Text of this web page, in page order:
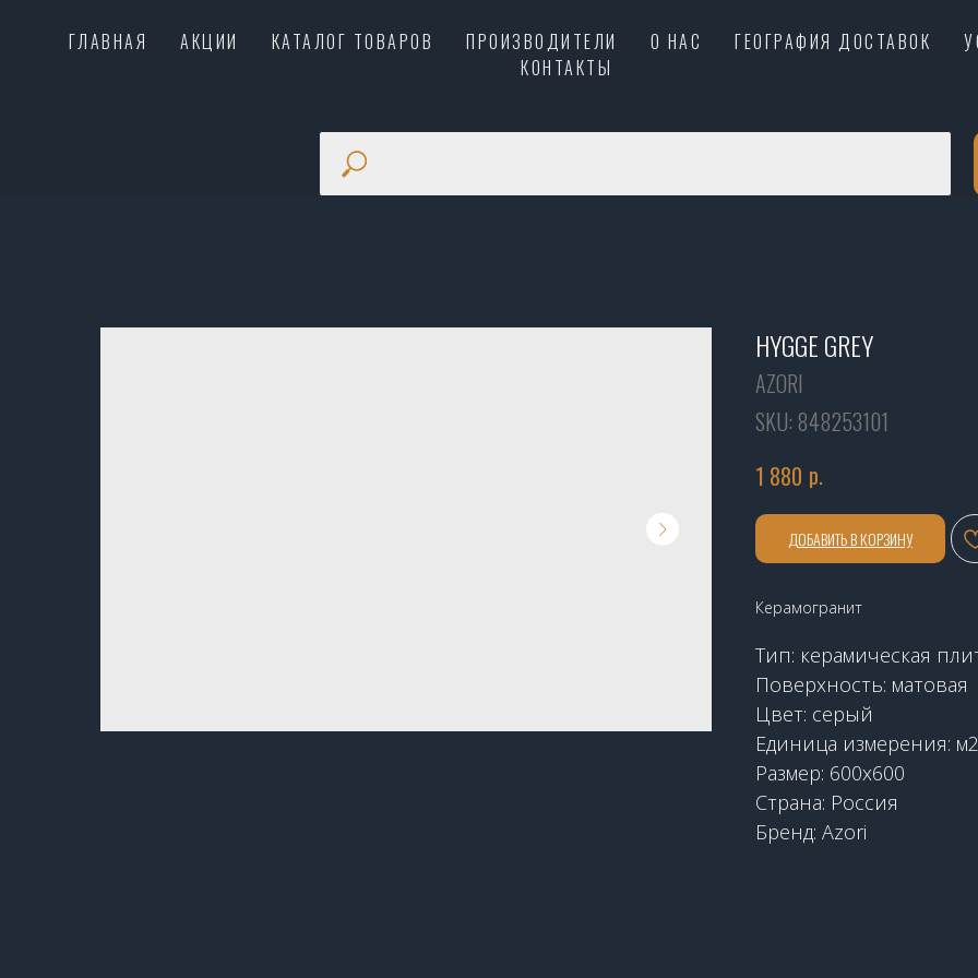
ГЛАВНАЯ АКЦИИ КАТАЛОГ ТОВАРОВ ПРОИЗВОДИТЕЛИ О НАС ГЕОГРАФИЯ ДОСТАВОК
КОНТАКТЫ
HYGGE GREY
AZORI
SKU: 848253101
1 880 р.
ДОБАВИТЬ В КОРЗИНУ
Керамогранит
Тип: керамическая
Поверхность: матовая
Цвет: серый
Единица измерения: м2
Размер: 600х600
Страна: Россия
Бренд: Azori